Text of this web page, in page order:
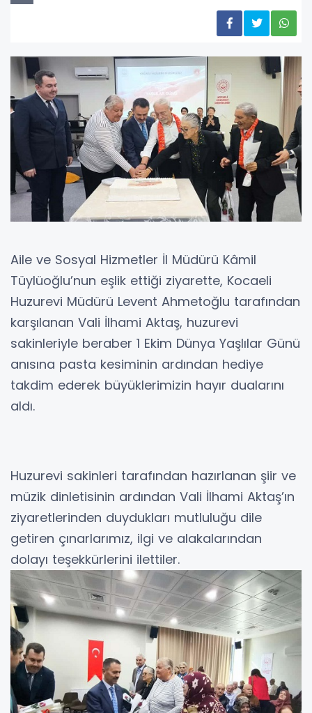
Aile ve Sosyal Hizmetler İl Müdürü Kâmil
Tüylüoğlu’nun eşlik ettiği ziyarette, Kocaeli
Huzurevi Müdürü Levent Ahmetoğlu tarafından
karşılanan Vali İlhami Aktaş, huzurevi
sakinleriyle beraber 1 Ekim Dünya Yaşlılar Günü
anısına pasta kesiminin ardından hediye
takdim ederek büyüklerimizin hayır dualarını
aldı.
Huzurevi sakinleri tarafından hazırlanan şiir ve
müzik dinletisinin ardından Vali İlhami Aktaş’ın
ziyaretlerinden duydukları mutluluğu dile
getiren çınarlarımız, ilgi ve alakalarından
dolayı teşekkürlerini ilettiler.